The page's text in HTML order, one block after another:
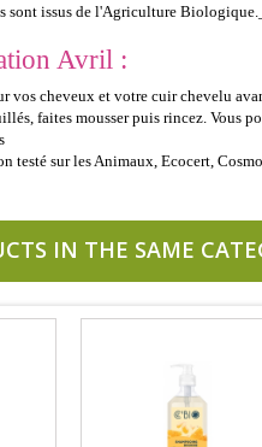
sont issus de l'Agriculture Biologique._
Avril :
vos cheveux et votre cuir chevelu
faites mousser puis rincez. Vous
testé sur les Animaux, Ecocert,
IN THE SAME